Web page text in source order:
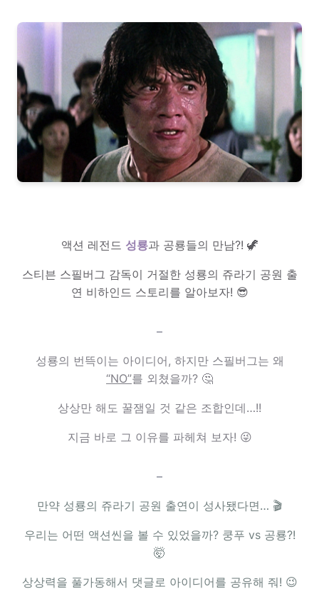
액션 레전드 성룡과 공룡들의 만남?! 🦖
스티븐 스필버그 감독이 거절한 성룡의 쥬라기 공원 출
연 비하인드 스토리를 알아보자! 😎
–
성룡의 번뜩이는 아이디어, 하지만 스필버그는 왜
“NO”를 외쳤을까? 🤔
상상만 해도 꿀잼일 것 같은 조합인데…!!
지금 바로 그 이유를 파헤쳐 보자! 😜
–
만약 성룡의 쥬라기 공원 출연이 성사됐다면… 🎬
우리는 어떤 액션씬을 볼 수 있었을까? 쿵푸 vs 공룡?!
🤯
상상력을 풀가동해서 댓글로 아이디어를 공유해 줘! 😉